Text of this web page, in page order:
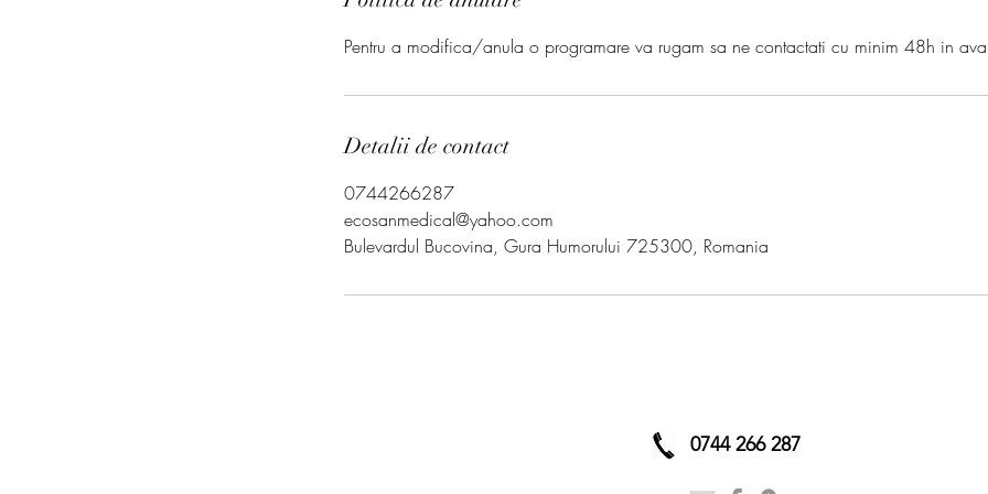
Pentru a modifica/anula o programare va rugam sa ne contactati cu minim 48h in
Detalii de contact
0744266287
ecosanmedical@yahoo.com
Bulevardul Bucovina, Gura Humorului 725300, Romania
0744 266 287